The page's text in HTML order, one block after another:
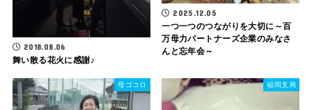
2018.08.06
舞い散る花火に感謝♪
2025.12.05
一つ一つのつながりを大切に～百
万母力パートナーズ企業のみなさ
んと忘年会～
母ゴコロ 福岡支局